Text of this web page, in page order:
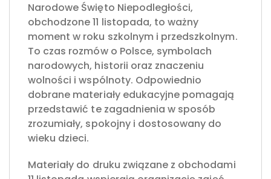
Narodowe Święto Niepodległości,
obchodzone 11 listopada, to ważny
moment w roku szkolnym i przedszkolnym.
To czas rozmów o Polsce, symbolach
narodowych, historii oraz znaczeniu
wolności i wspólnoty. Odpowiednio
dobrane materiały edukacyjne pomagają
przedstawić te zagadnienia w sposób
zrozumiały, spokojny i dostosowany do
wieku dzieci.
Materiały do druku związane z obchodami